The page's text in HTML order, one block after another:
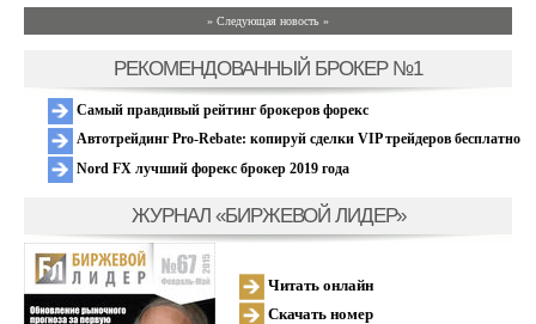
» Следующая новость »
РЕКОМЕНДОВАННЫЙ БРОКЕР №1
Самый правдивый рейтинг брокеров форекс
Автотрейдинг Pro-Rebate: копируй сделки VIP трейдеров бесплатно
Nord FX лучший форекс брокер 2019 года
ЖУРНАЛ «БИРЖЕВОЙ ЛИДЕР»
Читать онлайн
Скачать номер